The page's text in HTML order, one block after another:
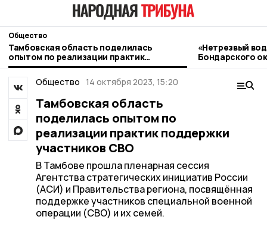
Общество
Тамбовская область поделилась
опытом по реализации практик
поддержки участников СВО
«Нетрезвый
Бондарского
контроль
Общество 14 октября 2023, 15:20
Тамбовская область
поделилась опытом по
реализации практик поддержки
участников СВО
В Тамбове прошла пленарная сессия
Агентства стратегических инициатив России
(АСИ) и Правительства региона, посвящённая
поддержке участников специальной военной
операции (СВО) и их семей.